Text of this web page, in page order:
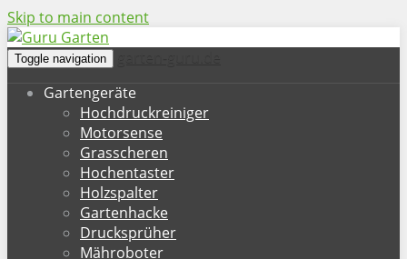
Skip to main content
Toggle navigation
Gartengeräte
Hochdruckreiniger
Motorsense
Grasscheren
Hochentaster
Holzspalter
Gartenhacke
Drucksprüher
Mähroboter